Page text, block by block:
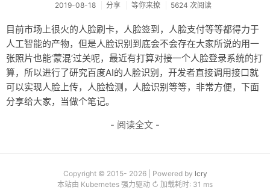
分享
技术
教程
生活
归档
友链
2019-08-18 分享 等你来撩 5624 次阅读
目前市场上很火的人脸刷卡，人脸签到，人脸支付等等都得力于
人工智能的产物，但是人脸识别到底会不会存在大家所说的用一
张照片也能‘蒙混’过关呢，最近有打算对接一个人脸登录系统的打
算，所以进行了研究百度AI的人脸识别，开发者直接调用接口就
可以实现人脸上传，人脸检测，人脸识别等等，非常方便，下面
分享给大家，当做个笔记。
- 阅读全文 -
Copyright © 2015- 2026 | Powered by lcry
本站由 Kubernetes 强力驱动 ↻ 加载耗时: 31 ms